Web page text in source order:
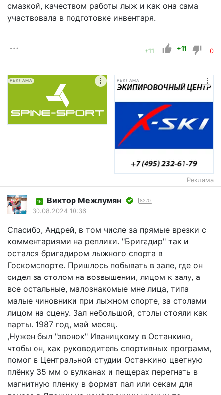
смазкой, качеством работы лыж и как она сама
участвовала в подготовке инвентаря.
+11 +11 0
РЕКЛАМА РЕКЛАМА
Реклама
16 Виктор Межлумян 8270
30.08.2024 10:36
Спасибо, Андрей, в том числе за прямые врезки с
комментариями на реплики. "Бригадир" так и
остался бригадиром лыжного спорта в
Госкомспорте. Пришлось побывать в зале, где он
сидел за столом на возвышении, лицом к залу, а
все остальные, малознакомые мне лица, типа
малые чиновники при лыжном спорте, за столами
лицом на сцену. Зал небольшой, столы стояли как
парты. 1987 год, май месяц.
,Нужен был "звонок" Иваницкому в Останкино,
чтобы он, как руководитель спортивных программ,
помог в Центральной студии Останкино цветную
плёнку 35 мм о вулканах и пещерах перегнать в
магнитную пленку в формат пал или секам для